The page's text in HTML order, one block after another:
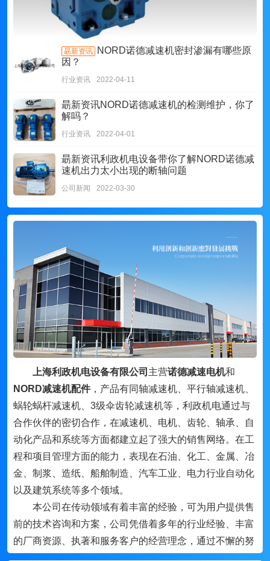
朂新资讯
NORD诺德减速机密封渗漏有哪些原
因？
行业资讯 2022-04-11
朂新资讯NORD诺德减速机的检测维护，你了
解吗？
行业资讯 2022-04-01
朂新资讯利政机电设备带你了解NORD诺德减
速机出力太小出现的断轴问题
公司新闻 2022-03-30
上海利政机电设备有限公司 主营诺德减速电机和
NORD减速机配件，产品有同轴减速机、平行轴减速机、
蜗轮蜗杆减速机、3级伞齿轮减速机等，利政机电通过与
合作伙伴的密切合作，在减速机、电机、齿轮、轴承、自
动化产品和系统等方面都建立起了强大的销售网络。在工
程和项目管理方面的能力，表现在石油、化工、金属、冶
金、制浆、造纸、船舶制造、汽车工业、电力行业自动化
以及建筑系统等多个领域。
本公司在传动领域有着丰富的经验，可为用户提供售
前的技术咨询和方案，公司凭借着多年的行业经验、丰富
的厂商资源、执著和服务客户的经营理念，通过不懈的努
力，与国内外的机电行业品牌及许多厂家密切合作，形成